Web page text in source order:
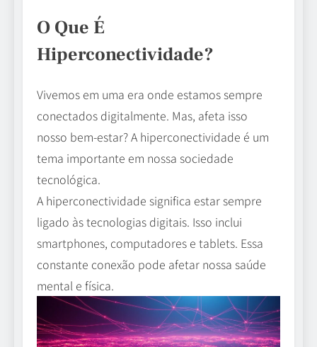
O Que É
Hiperconectividade?
Vivemos em uma era onde estamos sempre
conectados digitalmente. Mas, afeta isso
nosso bem-estar? A hiperconectividade é um
tema importante em nossa sociedade
tecnológica.
A hiperconectividade significa estar sempre
ligado às tecnologias digitais. Isso inclui
smartphones, computadores e tablets. Essa
constante conexão pode afetar nossa saúde
mental e física.